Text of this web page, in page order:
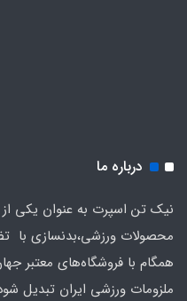
درباره ما
نیک تن اسپرت به عنوان یکی از
محصولات ورزشی،بدنسازی با
همگام با فروشگاه‌های معتبر
ملزومات ورزشی ایران تبدیل